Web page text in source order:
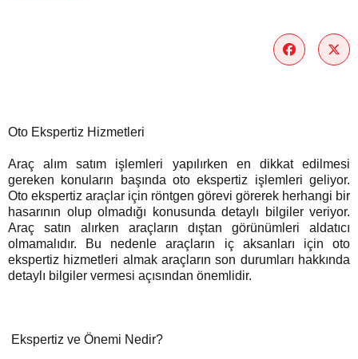
Oto Ekspertiz Hizmetleri
Araç alım satım işlemleri yapılırken en dikkat edilmesi
gereken konuların başında oto ekspertiz işlemleri geliyor.
Oto ekspertiz araçlar için röntgen görevi görerek herhangi bir
hasarının olup olmadığı konusunda detaylı bilgiler veriyor.
Araç satın alırken araçların dıştan görünümleri aldatıcı
olmamalıdır. Bu nedenle araçların iç aksanları için oto
ekspertiz hizmetleri almak araçların son durumları hakkında
detaylı bilgiler vermesi açısından önemlidir.
Ekspertiz ve Önemi Nedir?